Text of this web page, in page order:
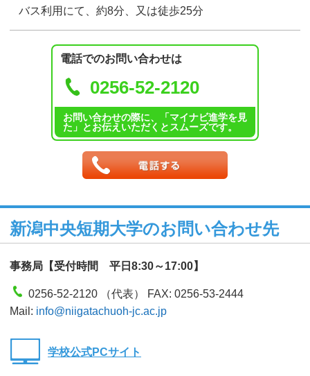
バス利用にて、約8分、又は徒歩25分
電話でのお問い合わせは
0256-52-2120
お問い合わせの際に、「マイナビ進学を見
た」とお伝えいただくとスムーズです。
新潟中央短期大学のお問い合わせ先
事務局【受付時間 平日8:30～17:00】
0256-52-2120 （代表） FAX: 0256-53-2444
Mail: info@niigatachuoh-jc.ac.jp
学校公式PCサイト